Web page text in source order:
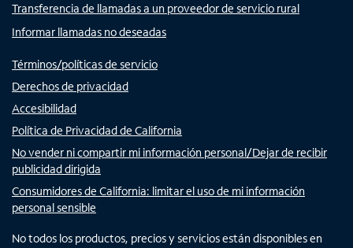
Transferencia de llamadas a un proveedor de servicio rural
Informar llamadas no deseadas
Términos/políticas de servicio
Derechos de privacidad
Accesibilidad
Política de Privacidad de California
No vender ni compartir mi información personal/Dejar de recibir
publicidad dirigida
Consumidores de California: limitar el uso de mi información
personal sensible
No todos los productos, precios y servicios están disponibles en